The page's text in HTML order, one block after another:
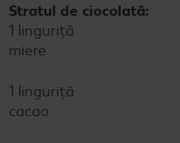
Stratul de ciocolată:
1 linguriță
miere
1 linguriță
cacao